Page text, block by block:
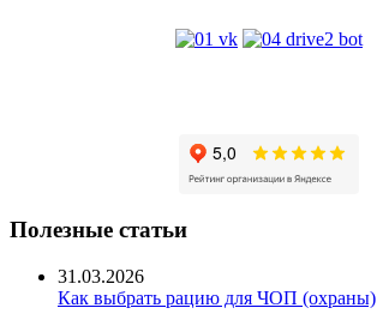
Полезные статьи
31.03.2026
Как выбрать рацию для ЧОП (охраны)